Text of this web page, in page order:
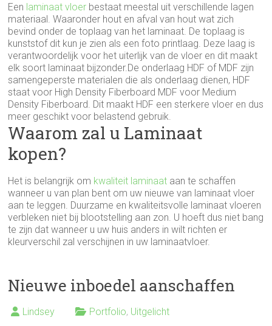
Een laminaat vloer bestaat meestal uit verschillende lagen
materiaal. Waaronder hout en afval van hout wat zich
bevind onder de toplaag van het laminaat. De toplaag is
kunststof dit kun je zien als een foto printlaag. Deze laag is
verantwoordelijk voor het uiterlijk van de vloer en dit maakt
elk soort laminaat bijzonder.De onderlaag HDF of MDF zijn
samengeperste materialen die als onderlaag dienen, HDF
staat voor High Density Fiberboard MDF voor Medium
Density Fiberboard. Dit maakt HDF een sterkere vloer en dus
meer geschikt voor belastend gebruik.
Waarom zal u Laminaat
kopen?
Het is belangrijk om kwaliteit laminaat aan te schaffen
wanneer u van plan bent om uw nieuwe van laminaat vloer
aan te leggen. Duurzame en kwaliteitsvolle laminaat vloeren
verbleken niet bij blootstelling aan zon. U hoeft dus niet bang
te zijn dat wanneer u uw huis anders in wilt richten er
kleurverschil zal verschijnen in uw laminaatvloer.
Nieuwe inboedel aanschaffen
Lindsey Portfolio, Uitgelicht